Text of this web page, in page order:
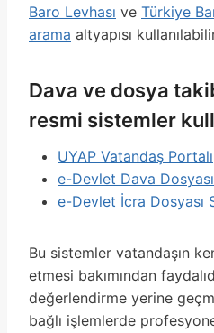
Baro Levhası ve Türkiye
arama altyapısı
Dava ve dosya
resmi sistemler
UYAP Vatandaş Portalı
e-Devlet Dava
e-Devlet İcra Dosyası
Bu sistemler vatandaşın
etmesi bakımından
değerlendirme yerine
bağlı işlemlerde